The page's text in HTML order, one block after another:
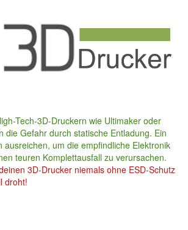
Tech-3D-Druckern wie Ultimaker oder
die Gefahr durch statische Entladung. Ein
ausreichen, um die empfindliche Elektronik
teuren Komplettausfall zu verursachen.
3D-Drucker niemals ohne ESD-Schutz
droht!